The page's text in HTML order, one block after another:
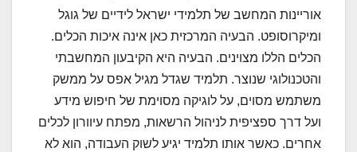
אוריינות המחשב של תלמידי ישראל לידיים של גוגל
ומיקרוסופט. הבעיה המרכזית כאן אינה איכות הכלים.
הכלים הללו מצוינים. הבעיה היא הקיבעון המחשבתי
והטכנולוגי שנוצר. תלמיד שגדל מגיל אפס על ממשק
משתמש מסוים, על לוגיקה מסוימת של חיפוש מידע
ועל דרך ספציפית לניהול הרשאות, מפתח עיוורון לכלים
אחרים. כאשר אותו תלמיד יגיע לשוק העבודה, הוא לא